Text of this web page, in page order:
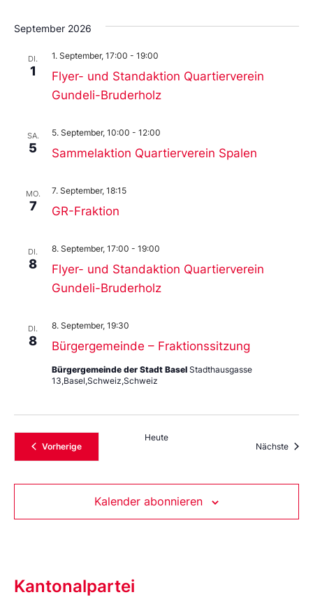
September 2026
DI.
1
Flyer- und Standaktion Quartierverein
Gundeli-Bruderholz
1. September, 17:00 - 19:00
SA.
5 Sammelaktion Quartierverein Spalen
5. September, 10:00 - 12:00
MO.
7 GR-Fraktion
7. September, 18:15
DI.
8
Flyer- und Standaktion Quartierverein
Gundeli-Bruderholz
8. September, 17:00 - 19:00
DI.
8 Bürgergemeinde – Fraktionssitzung
8. September, 19:30
Bürgergemeinde der Stadt Basel Stadthausgasse
13,Basel,Schweiz,Schweiz
VorherigeVeranstaltungen
Heute
Nächste
Kalender abonnieren
Kantonalpartei